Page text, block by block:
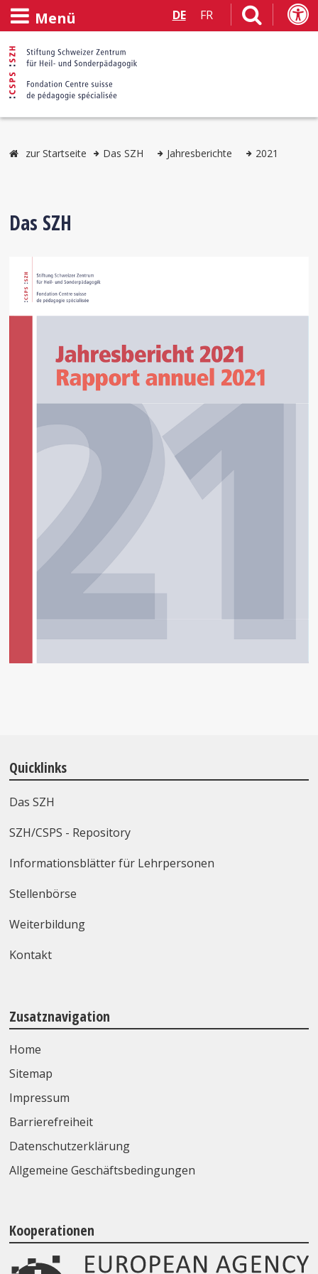
Menü DE FR
zur Startseite Das SZH Jahresberichte 2021
Das SZH
Quicklinks
Das SZH
SZH/CSPS - Repository
Informationsblätter für Lehrpersonen
Stellenbörse
Weiterbildung
Kontakt
Zusatznavigation
Home
Sitemap
Impressum
Barrierefreiheit
Datenschutzerklärung
Allgemeine Geschäftsbedingungen
Kooperationen